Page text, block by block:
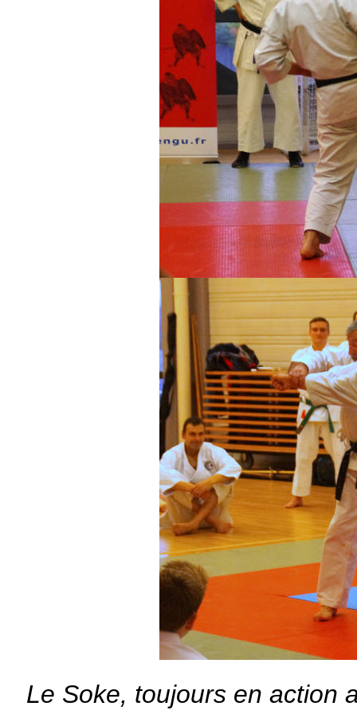
Le Soke, toujours en action